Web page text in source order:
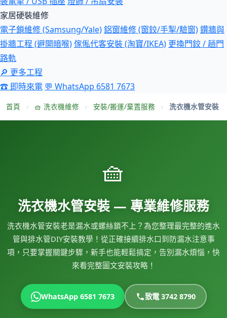
家居硬裝維修
電子鎖維修 (Samsung/Yale)鋁窗維修 (窗鉸/手掣/驗窗)鑽牆與
掛牆工程 (避開暗喉)傢俬代客安裝 (淘寶/IKEA) 更換門鉸 / 趟門
路軌
🔎 更多工程
☎ 即時來電 💬 WhatsApp 6581 7673
首頁 › 🧺 洗衣機維修 › 安裝/搬運/棄置服務 › 洗衣機水管安裝
🧺
洗衣機水管安裝 — 專業維修服務
洗衣機水管安裝老是漏水或螺絲鎖不上？為您整理最完整的進水
管與排水管DIY安裝教學！從正確接續排水口到防漏水注意事
項，只要掌握關鍵步驟，新手也能輕鬆搞定，告別漏水煩惱，快
來看完整圖文安裝攻略！
WhatsApp 6581 7673 致電 3742 8790